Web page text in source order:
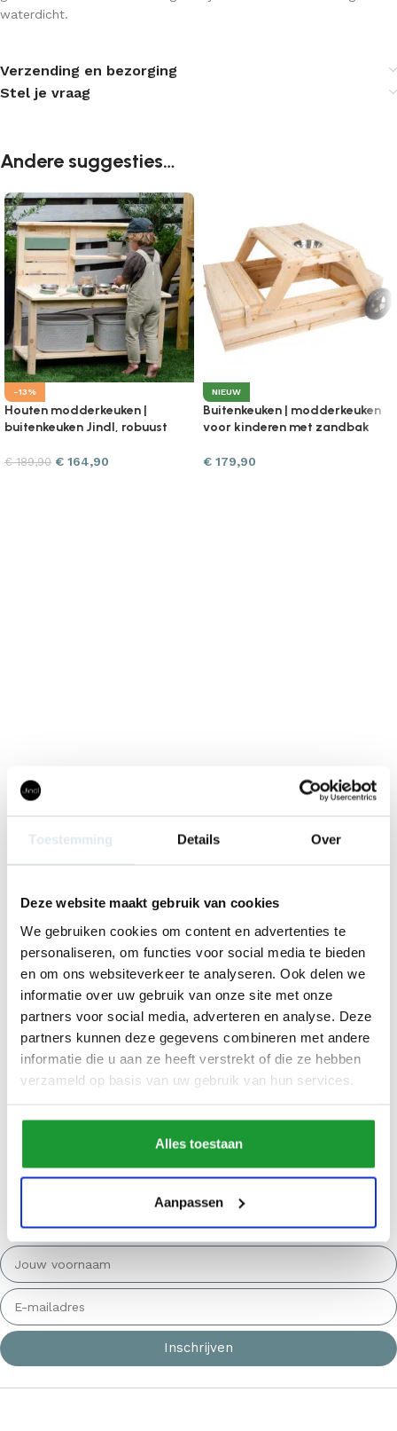
Toestemming Details Over
Deze website maakt gebruik van cookies
We gebruiken cookies om content en advertenties te
personaliseren, om functies voor social media te bieden
en om ons websiteverkeer te analyseren. Ook delen we
informatie over uw gebruik van onze site met onze
partners voor social media, adverteren en analyse. Deze
partners kunnen deze gegevens combineren met andere
informatie die u aan ze heeft verstrekt of die ze hebben
verzameld op basis van uw gebruik van hun services.
Alles toestaan
Aanpassen
waterdicht.
Verzending en bezorging
Stel je vraag
Andere suggesties…
-13%
Houten modderkeuken |
buitenkeuken Jindl, robuust
€189,90 € 164,90
NIEUW
Buitenkeuken | modderkeuken
voor kinderen met zandbak
€ 179,90
WIL JE €5,00 KORTING* OP JE EERSTE
BESTELLING?
Schrijf je dan in voor onze nieuwsbrief en ontvang de leukste
acties en inspiraties van Jindl. *De minimale bestelwaarde is
Inschrijven